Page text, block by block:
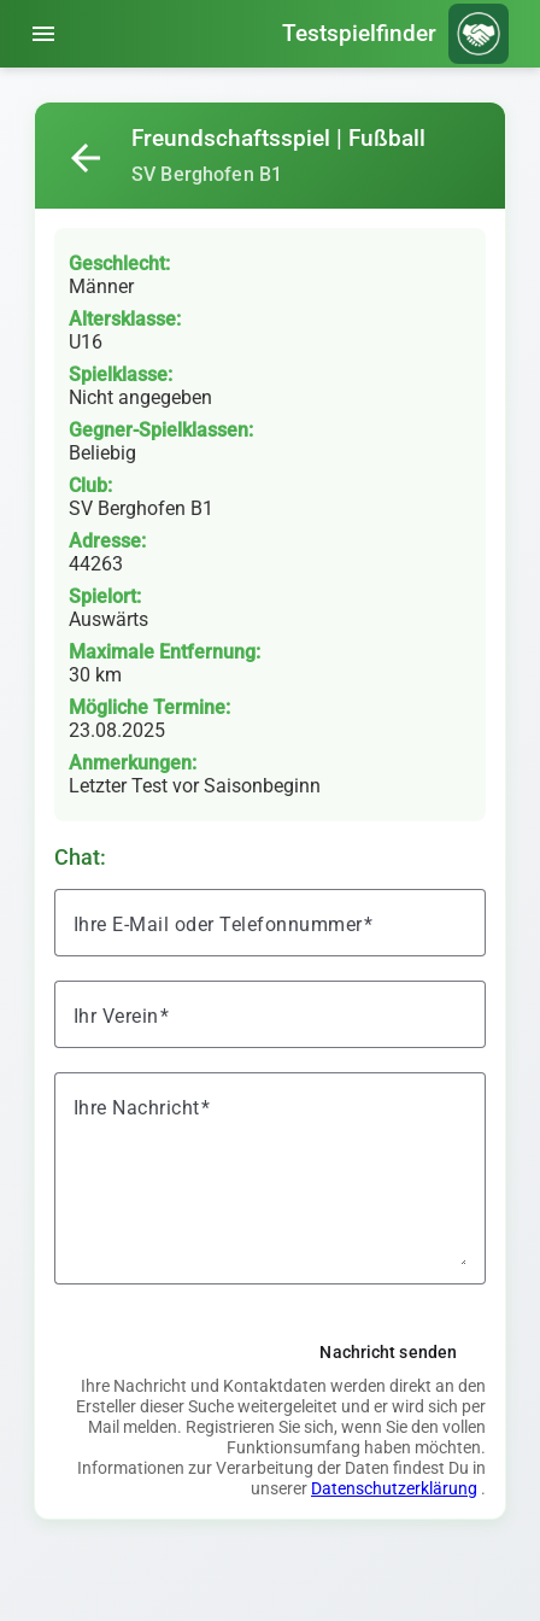
menu Testspielfinder
Freundschaftsspiel | Fußball
SV Berghofen B1
arrow_back
Geschlecht:
Männer
Altersklasse:
U16
Spielklasse:
Nicht angegeben
Gegner-Spielklassen:
Beliebig
Club:
SV Berghofen B1
Adresse:
44263
Spielort:
Auswärts
Maximale Entfernung:
30 km
Mögliche Termine:
23.08.2025
Anmerkungen:
Letzter Test vor Saisonbeginn
Chat:
Ihre E-Mail oder Telefonnummer
Ihr Verein
Ihre Nachricht
Nachricht senden
Ihre Nachricht und Kontaktdaten werden direkt an den
Ersteller dieser Suche weitergeleitet und er wird sich per
Mail melden. Registrieren Sie sich, wenn Sie den vollen
Funktionsumfang haben möchten.
Informationen zur Verarbeitung der Daten findest Du in
unserer Datenschutzerklärung .